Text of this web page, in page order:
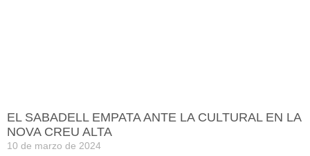
EL SABADELL EMPATA ANTE LA CULTURAL EN LA
NOVA CREU ALTA
10 de marzo de 2024